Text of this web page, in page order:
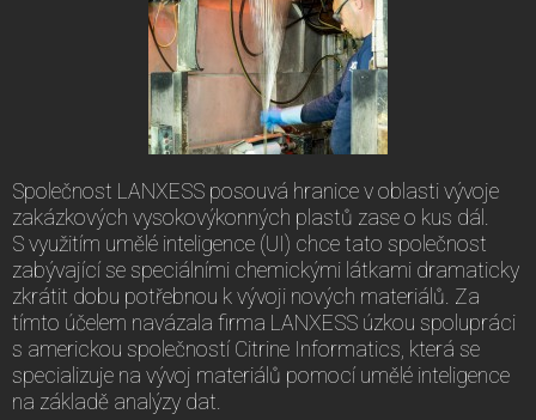
Společnost LANXESS posouvá hranice v oblasti vývoje
zakázkových vysokovýkonných plastů zase o kus dál.
S využitím umělé inteligence (UI) chce tato společnost
zabývající se speciálními chemickými látkami dramaticky
zkrátit dobu potřebnou k vývoji nových materiálů. Za
tímto účelem navázala firma LANXESS úzkou spolupráci
s americkou společností Citrine Informatics, která se
specializuje na vývoj materiálů pomocí umělé inteligence
na základě analýzy dat.